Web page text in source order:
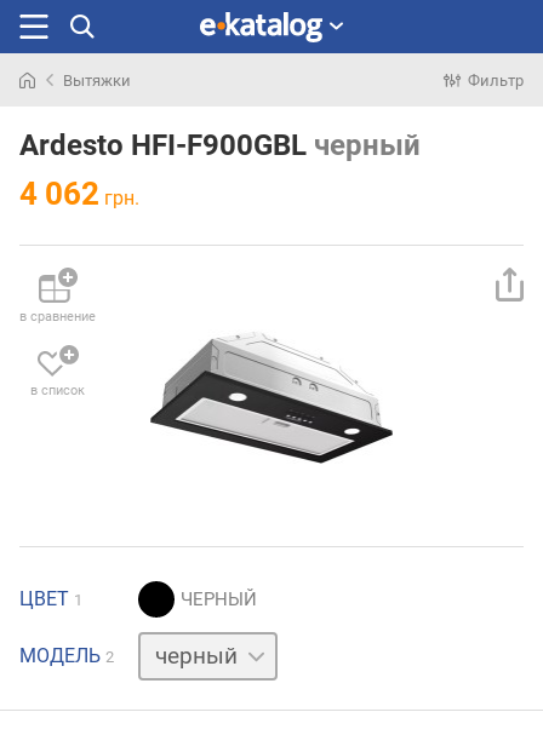
раньше
Вытяжки Фильтр
Ardesto HFI-F900GBL черный
4 062 грн.
в сравнение
в список
ЦВЕТ 1
МОДЕЛЬ 2
белый